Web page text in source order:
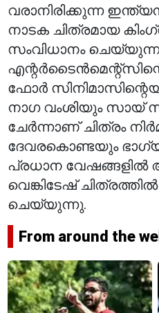
വരാനിരിക്കുന്ന
നാടക ചിത്രമായ
സംവിധാനം
ഫോർ
നാഗ വംശിയും
ചേർന്നാണ് ചിത്രം
ദേവരകൊണ്ടയും
പ്രധാന വേഷങ്ങളിൽ
വെങ്കിടേഷ്
ചെയ്യുന്നു.
From around the